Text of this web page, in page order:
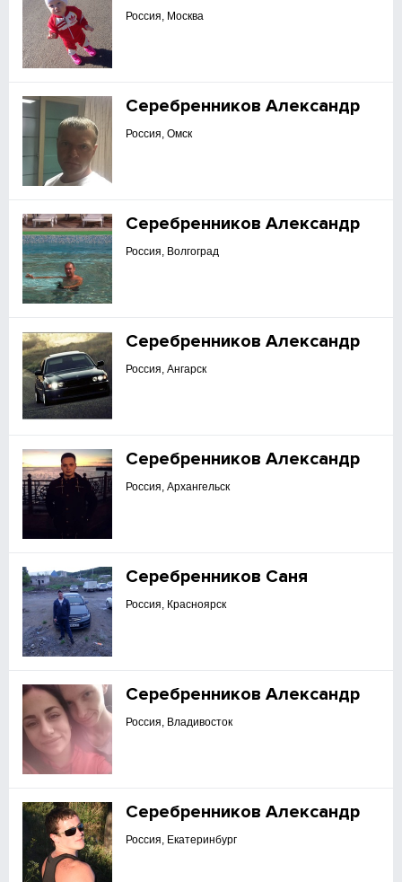
Россия, Москва
Серебренников Александр
Россия, Омск
Серебренников Александр
Россия, Волгоград
Серебренников Александр
Россия, Ангарск
Серебренников Александр
Россия, Архангельск
Серебренников Саня
Россия, Красноярск
Серебренников Александр
Россия, Владивосток
Серебренников Александр
Россия, Екатеринбург